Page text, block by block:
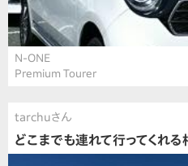
N-ONE
Premium Tourer
tarchuさん
どこまでも連れて行ってくれる